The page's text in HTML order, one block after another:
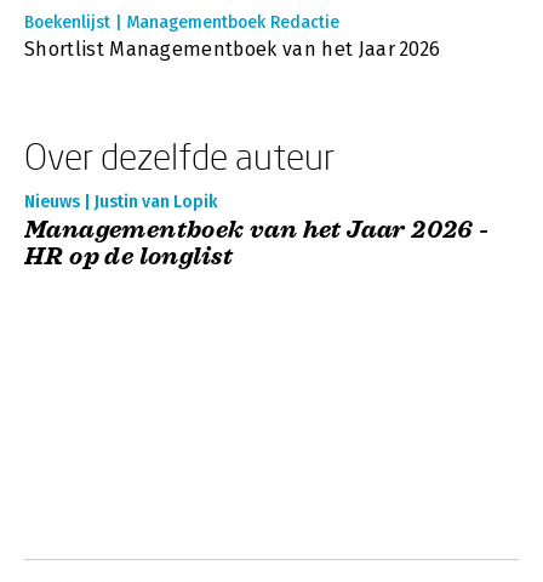
Boekenlijst | Managementboek Redactie
Shortlist Managementboek van het Jaar 2026
Over dezelfde auteur
Nieuws | Justin van Lopik
Managementboek van het Jaar 2026 -
HR op de longlist